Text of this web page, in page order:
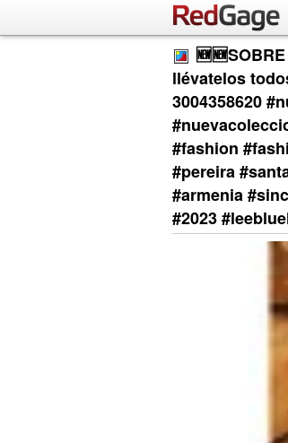
llévatelos
3004358620
#fashion
#pereira
#armenia
#2023